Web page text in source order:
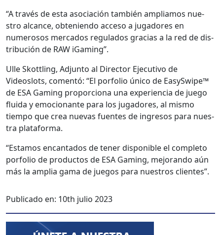
“A través de esta aso­ciación tam­bién ampli­amos nue­
stro alcance, obte­nien­do acce­so a jugadores en
numerosos mer­ca­dos reg­u­la­dos gra­cias a la red de dis­
tribu­ción de RAW iGam­ing”.
Ulle Skot­tling, Adjun­to al Direc­tor Ejec­u­ti­vo de
Videoslots, comen­tó: “El por­fo­lio úni­co de EasySwipe™
de ESA Gam­ing pro­por­ciona una expe­ri­en­cia de juego
flu­i­da y emo­cio­nante para los jugadores, al mis­mo
tiem­po que crea nuevas fuentes de ingre­sos para nues­
tra platafor­ma.
“Esta­mos encan­ta­dos de ten­er disponible el com­ple­to
por­fo­lio de pro­duc­tos de ESA Gam­ing, mejo­ran­do aún
más la amplia gama de jue­gos para nue­stros clientes”.
Publicado en: 10th julio 2023